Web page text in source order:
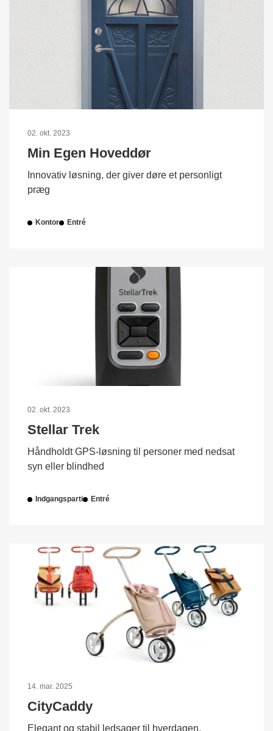
02. okt. 2023
Min Egen Hoveddør
Innovativ løsning, der giver døre et personligt
præg
Kontor Entré
02. okt. 2023
Stellar Trek
Håndholdt GPS-løsning til personer med nedsat
syn eller blindhed
Indgangsparti Entré
14. mar. 2025
CityCaddy
Elegant og stabil ledsager til hverdagen.